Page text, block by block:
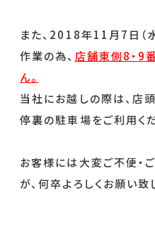
また、2018年11月7日（
作業の為、 店舗東側8・9
ん。
当社にお越しの際は、店
停裏の駐車場をご利用くだ
お客様には大変ご不便・
が、何卒よろしくお願い致